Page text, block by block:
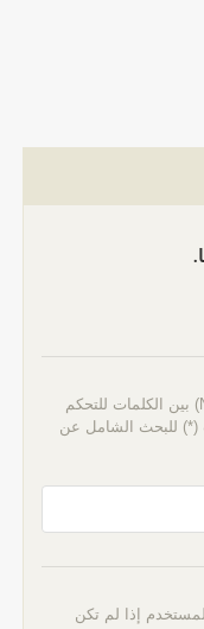
استخدم المصطلحات (AND) أو (OR) أو (NOT) بين الكلمات للتحكم
(*) للبحث الشامل عن
إذا لم تكن